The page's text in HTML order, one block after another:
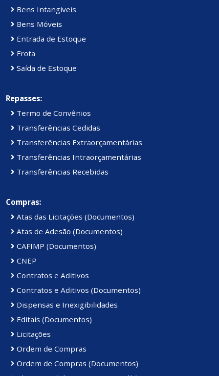
Bens Intangiveis
Bens Móveis
Entrada de Estoque
Frota
Saída de Estoque
Repasses:
Termo de Convênios
Transferências Cedidas
Transferências Extraorçamentárias
Transferências Intraorçamentárias
Transferências Recebidas
Compras:
Atas das Licitações (Documentos)
Atas de Adesão (Documentos)
CAFIMP (Documentos)
CNEP
Contratos e Aditivos
Contratos e Aditivos (Documentos)
Dispensas e Inexigibilidades
Editais (Documentos)
Licitações
Ordem de Compras
Ordem de Compras (Documentos)